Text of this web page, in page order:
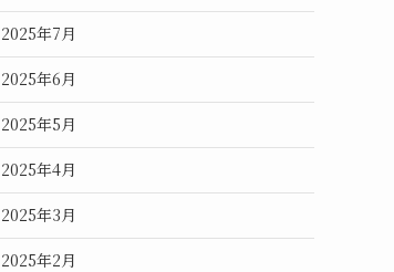
2025年7月
2025年6月
2025年5月
2025年4月
2025年3月
2025年2月